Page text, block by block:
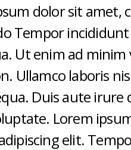
dolor sit amet,
Tempor
Ut enim ad minim
Ullamco laboris
Duis aute irure
Lorem
elit.